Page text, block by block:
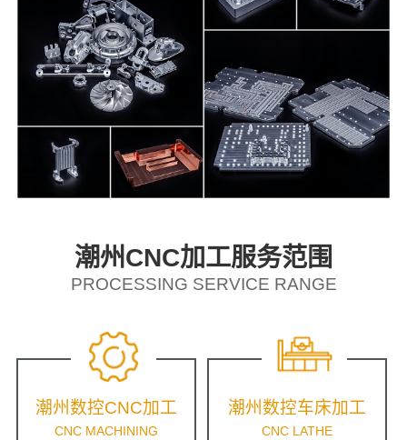
潮州CNC加工服务范围
PROCESSING SERVICE RANGE
潮州数控CNC加工
CNC MACHINING
潮州数控车床加工
CNC LATHE